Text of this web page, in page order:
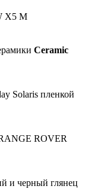
X5 M
Ceramic
Solaris пленкой
ROVER
и черный глянец